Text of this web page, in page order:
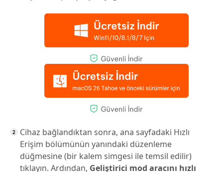
Cihaz bağlandıktan sonra, ana sayfadaki Hızlı
Erişim bölümünün yanındaki düzenleme
düğmesine (bir kalem simgesi ile temsil edilir)
tıklayın. Ardından, Geliştirici mod aracını hızlı